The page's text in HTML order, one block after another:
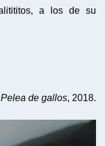
Pelea de gallos, 2018.